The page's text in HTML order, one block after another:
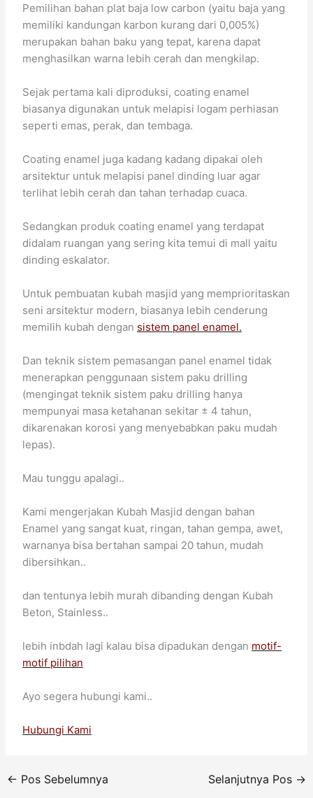
Pemilihan bahan plat baja low carbon (yaitu baja yang
memiliki kandungan karbon kurang dari 0,005%)
merupakan bahan baku yang tepat, karena dapat
menghasilkan warna lebih cerah dan mengkilap.
Sejak pertama kali diproduksi, coating enamel
biasanya digunakan untuk melapisi logam perhiasan
seperti emas, perak, dan tembaga.
Coating enamel juga kadang kadang dipakai oleh
arsitektur untuk melapisi panel dinding luar agar
terlihat lebih cerah dan tahan terhadap cuaca.
Sedangkan produk coating enamel yang terdapat
didalam ruangan yang sering kita temui di mall yaitu
dinding eskalator.
Untuk pembuatan kubah masjid yang memprioritaskan
seni arsitektur modern, biasanya lebih cenderung
memilih kubah dengan sistem panel enamel.
Dan teknik sistem pemasangan panel enamel tidak
menerapkan penggunaan sistem paku drilling
(mengingat teknik sistem paku drilling hanya
mempunyai masa ketahanan sekitar ± 4 tahun,
dikarenakan korosi yang menyebabkan paku mudah
lepas).
Mau tunggu apalagi..
Kami mengerjakan Kubah Masjid dengan bahan
Enamel yang sangat kuat, ringan, tahan gempa, awet,
warnanya bisa bertahan sampai 20 tahun, mudah
dibersihkan..
dan tentunya lebih murah dibanding dengan Kubah
Beton, Stainless..
lebih inbdah lagi kalau bisa dipadukan dengan motif-
motif pilihan
Ayo segera hubungi kami..
Hubungi Kami
← Pos Sebelumnya Selanjutnya Pos →